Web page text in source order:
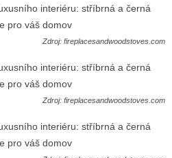
Zdroj: fireplacesandwoodstoves.com
Zdroj: fireplacesandwoodstoves.com